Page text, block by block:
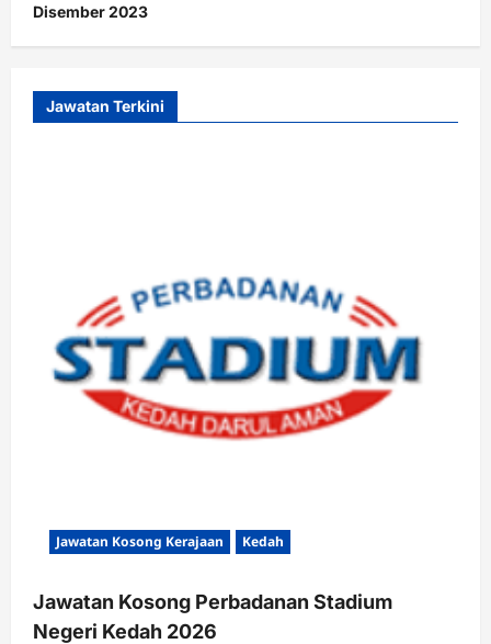
Disember 2023
Jawatan Terkini
Jawatan Kosong Kerajaan Kedah
Jawatan Kosong Perbadanan Stadium
Negeri Kedah 2026